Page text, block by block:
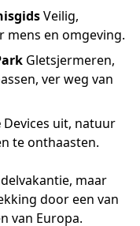
Veilig,
mens en omgeving.
Gletsjermeren,
ver weg van
Devices uit, natuur
te onthaasten.
maar
door een van
van Europa.